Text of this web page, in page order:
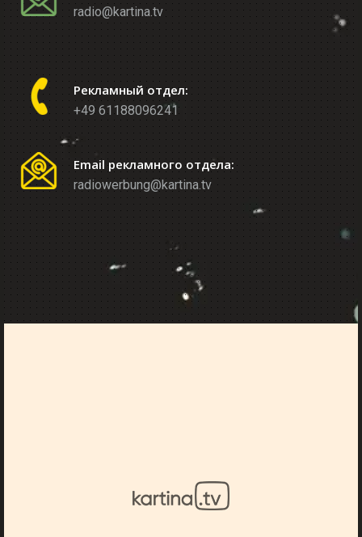
radio@kartina.tv
Рекламный отдел:
+49 61188096241
Email рекламного отдела:
radiowerbung@kartina.tv